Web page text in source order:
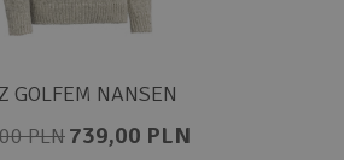
GOLFEM NANSEN
PLN739,00 PLN